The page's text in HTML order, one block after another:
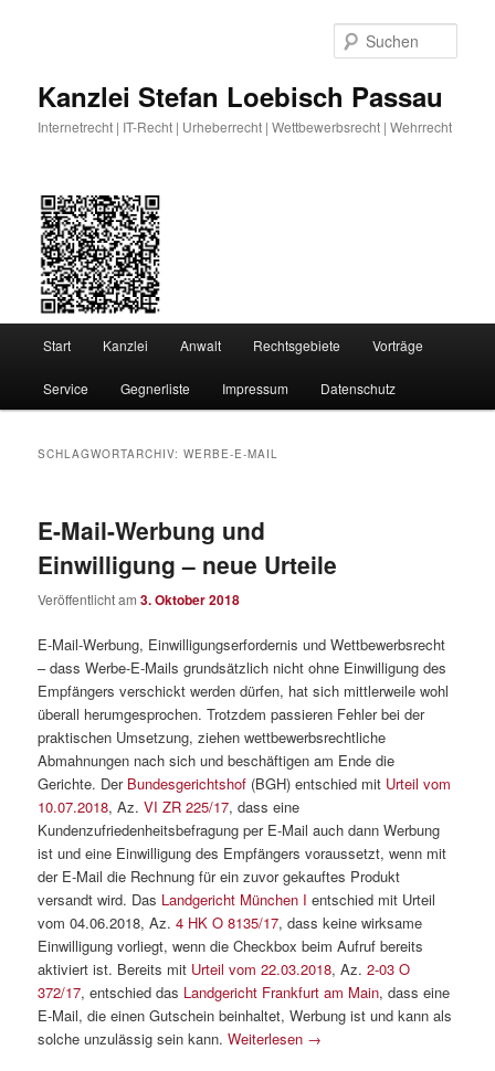
Kanzlei Stefan Loebisch Passau
Internetrecht | IT-Recht | Urheberrecht | Wettbewerbsrecht | Wehrrecht
Start Kanzlei Anwalt Rechtsgebiete Vorträge
Service Gegnerliste Impressum Datenschutz
SCHLAGWORTARCHIV:WERBE-E-MAIL
E-Mail-Werbung und
Einwilligung – neue Urteile
Veröffentlicht am3. Oktober 2018
E-Mail-Werbung, Einwilligungserfordernis und Wettbewerbsrecht
– dass Werbe-E-Mails grundsätzlich nicht ohne Einwilligung des
Empfängers verschickt werden dürfen, hat sich mittlerweile wohl
überall herumgesprochen. Trotzdem passieren Fehler bei der
praktischen Umsetzung, ziehen wettbewerbsrechtliche
Abmahnungen nach sich und beschäftigen am Ende die
Gerichte. Der Bundesgerichtshof (BGH) entschied mit Urteil vom
10.07.2018, Az.VI ZR 225/17, dass eine
Kundenzufriedenheitsbefragung per E-Mail auch dann Werbung
ist und eine Einwilligung des Empfängers voraussetzt, wenn mit
der E-Mail die Rechnung für ein zuvor gekauftes Produkt
versandt wird. Das Landgericht München I entschied mit Urteil
vom 04.06.2018, Az.4 HK O 8135/17, dass keine wirksame
Einwilligung vorliegt, wenn die Checkbox beim Aufruf bereits
aktiviert ist. Bereits mit Urteil vom 22.03.2018, Az.2-03 O
372/17, entschied das Landgericht Frankfurt am Main, dass eine
E-Mail, die einen Gutschein beinhaltet, Werbung ist und kann als
solche unzulässig sein kann.Weiterlesen →